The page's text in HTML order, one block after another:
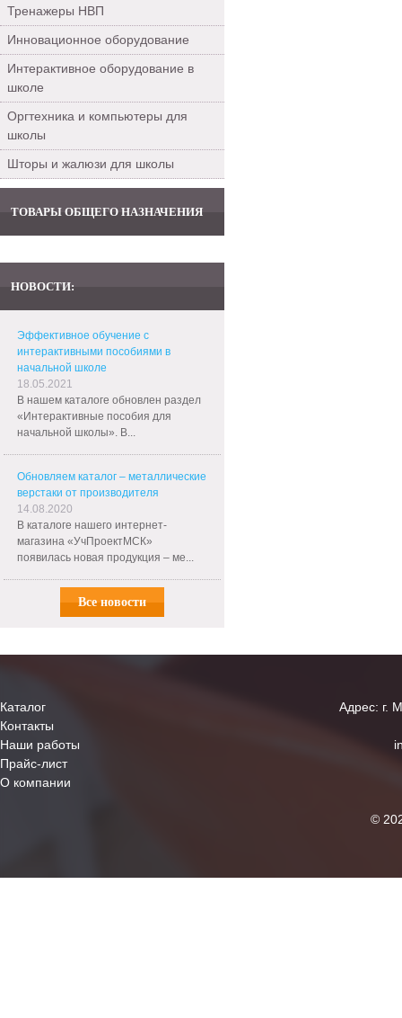
Тренажеры НВП
Инновационное оборудование
Интерактивное оборудование в
школе
Оргтехника и компьютеры для
школы
Шторы и жалюзи для школы
ТОВАРЫ ОБЩЕГО НАЗНАЧЕНИЯ
НОВОСТИ:
Эффективное обучение с
интерактивными пособиями в
начальной школе
18.05.2021
В нашем каталоге обновлен раздел
«Интерактивные пособия для
начальной школы». В...
Обновляем каталог – металлические
верстаки от производителя
14.08.2020
В каталоге нашего интернет-
магазина «УчПроектМСК»
появилась новая продукция – ме...
Все новости
Каталог
Контакты
Наши работы
Прайс-лист
О компании
Адрес: г.
©